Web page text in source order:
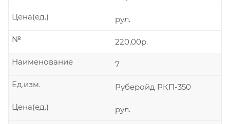
рул.
Цена(ед.)
220,00р.
№
7
Наименование
Руберойд РКП-350
Ед.изм.
рул.
Цена(ед.)